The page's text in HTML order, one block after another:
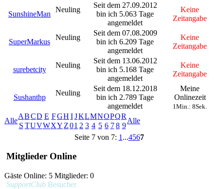
SunshineMan
Neuling
Seit dem 27.09.2012
bin ich 5.063 Tage
angemeldet
Keine
Zeitangabe
SuperMarkus
Neuling
Seit dem 07.08.2009
bin ich 6.209 Tage
angemeldet
Keine
Zeitangabe
surebetcity
Neuling
Seit dem 13.06.2012
bin ich 5.168 Tage
angemeldet
Keine
Zeitangabe
Sushanthp
Neuling
Seit dem 18.12.2018
bin ich 2.789 Tage
angemeldet
Meine
Onlinezeit
1Min.: 8Sek.
Alle
ABCD E FGH I JKLMNOPQR
Alle
S TUVWXYZ01 2 3 4 5 6 7 8 9
Seite 7 von 7: 1...4567
Mitglieder Online
Gäste Online: 5 Mitglieder: 0
SupportClub Besucher